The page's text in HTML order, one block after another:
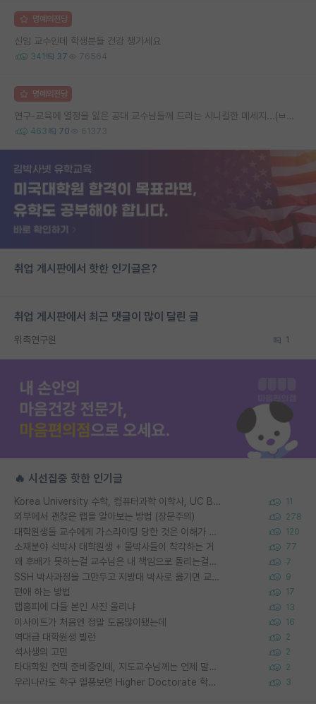
명예의전당
신임 교수인데 학생분들 건강 챙기세요
341 37 76564
명예의전당
연구-교육에 열정을 잃은 공대 교수님들께 드리는 시니컬한 메세지...(ㅂㄷㅂㄷ)
463 70 61373
취업 게시판에서 핫한 인기글은?
취업 게시판에서 최근 댓글이 많이 달린 글
위촉연구원 1
🔥 시선집중 핫한 인기글
Korea University 수학, 컴퓨터과학 이학사, UC Berkeley 산업공학 대학원 공학박사가 되는 것은 쉽지 않겠죠? 11
외부에서 괜찮은 랩을 알아보는 방법 (장문주의) 278
대학원생들 교수에게 가스라이팅 당한 것은 이해가 갑니다. 안타깝네요. 120
소재분야 석박사 대학원생 + 물박사들이 착각하는 거 77
왜 후배가 못하는걸 교수님은 내 책임으로 돌리는걸까요? 7
SSH 박사과정을 그만두고 지방대 박사로 옮기면 교수의 꿈은 끝일까요? 9
편애 하는 방법 17
랩홈피에 다들 본인 사진 올리냐 13
이사이트가 처음엔 정말 도움많이됐는데 16
역대급 대학원생 빌런 2
석사생의 고민 2
타대학원 컨텍 준비중인데, 지도교수님께는 언제 말씀드려야 할까요? 2
우리나라도 학구 열풍보면 Higher Doctorate 학위가 필요하다고 봅니다. 3